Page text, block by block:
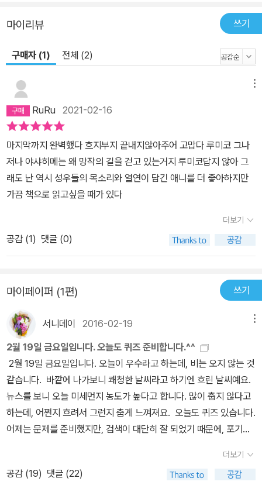
마이리뷰 쓰기
구매자 (1) 전체 (2)
RuRu 2021-02-16
마지막까지 완벽했다 흐지부지 끝내지않아주어 고맙다 루미코 그나
저나 야샤히메는 왜 망작의 길을 걷고 있는거지 루미코답지 않아 그
래도 난 역시 성우들의 목소리와 열연이 담긴 애니를 더 좋아하지만
가끔 책으로 읽고싶을 때가 있다
더보기
공감 (1) 댓글 (0)
마이페이퍼 (1편) 쓰기
서니데이 2016-02-19
2월 19일 금요일입니다. 오늘도 퀴즈 준비합니다.^^
2월 19일 금요일입니다. 오늘이 우수라고 하는데, 비는 오지 않는 것
같습니다. 바깥에 나가보니 쾌청한 날씨라고 하기엔 흐린 날씨예요.
뉴스를 보니 오늘 미세먼지 농도가 높다고 합니다. 많이 춥지 않다고
하는데, 어쩐지 흐려서 그런지 춥게 느껴져요. 오늘도 퀴즈 있습니다.
어제는 문제를 준비했지만, 검색이 대단히 잘 되었기 때문에, 포기하
검색을 하셔도 되지만, 이 문제는 제가 낸 문제이기 때문에 같은 문제
는 없을 것으로 생각합니다.^^ 아무거나 찍으셔도 25퍼센트의 확률
더보기
공감 (19) 댓글 (22)